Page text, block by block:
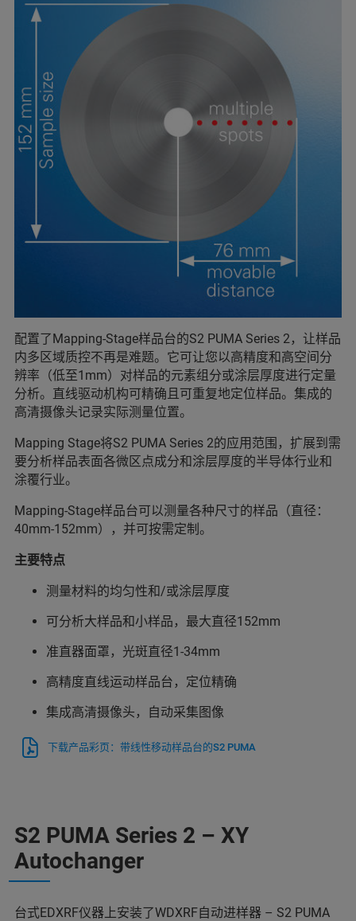
配置了Mapping-Stage样品台的S2 PUMA Series 2，让样品
内多区域质控不再是难题。它可让您以高精度和高空间分
辨率（低至1mm）对样品的元素组分或涂层厚度进行定量
分析。直线驱动机构可精确且可重复地定位样品。集成的
高清摄像头记录实际测量位置。
Mapping Stage将S2 PUMA Series 2的应用范围，扩展到需
要分析样品表面各微区点成分和涂层厚度的半导体行业和
涂覆行业。
Mapping-Stage样品台可以测量各种尺寸的样品（直径：
40mm-152mm），并可按需定制。
主要特点
测量材料的均匀性和/或涂层厚度
可分析大样品和小样品，最大直径152mm
准直器面罩，光斑直径1-34mm
高精度直线运动样品台，定位精确
集成高清摄像头，自动采集图像
下载产品彩页：带线性移动样品台的S2 PUMA
S2 PUMA Series 2 – XY
Autochanger
台式EDXRF仪器上安装了WDXRF自动进样器 – S2 PUMA